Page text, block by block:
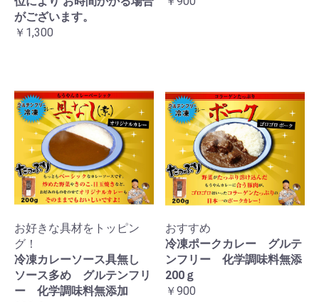
がございます。
￥1,300
お好きな具材をトッピン
グ！
冷凍カレーソース具無し
ソース多め グルテンフリ
ー 化学調味料無添加
おすすめ
冷凍ポークカレー グルテ
ンフリー 化学調味料無添
200ｇ
￥900